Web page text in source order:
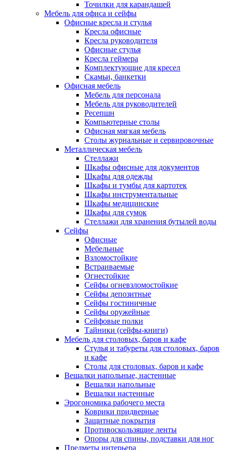
Точилки для карандашей
Мебель для офиса и сейфы
Офисные кресла и стулья
Кресла офисные
Кресла руководителя
Офисные стулья
Кресла геймера
Комплектующие для кресел
Скамьи, банкетки
Офисная мебель
Мебель для персонала
Мебель для руководителей
Ресепшн
Компьютерные столы
Офисная мягкая мебель
Столы журнальные и сервировочные
Металлическая мебель
Стеллажи
Шкафы офисные для документов
Шкафы для одежды
Шкафы и тумбы для картотек
Шкафы инструментальные
Шкафы медицинские
Шкафы для сумок
Стеллажи для хранения бутылей воды
Сейфы
Офисные
Мебельные
Взломостойкие
Встраиваемые
Огнестойкие
Сейфы огневзломостойкие
Сейфы депозитные
Сейфы гостиничные
Сейфы оружейные
Сейфовые полки
Тайники (сейфы-книги)
Мебель для столовых, баров и кафе
Стулья и табуреты для столовых, баров
и кафе
Столы для столовых, баров и кафе
Вешалки напольные, настенные
Вешалки напольные
Вешалки настенные
Эрогономика рабочего места
Коврики придверные
Защитные покрытия
Противоскользящие ленты
Опоры для спины, подставки для ног
Предметы интерьера